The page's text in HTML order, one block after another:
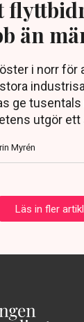
än
i norr för
ge tusentals
utgör
Myrén
Läs in fler